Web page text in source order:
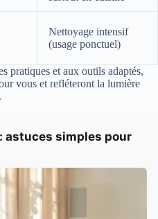
Nettoyage intensif
(usage ponctuel)
pratiques et aux outils adaptés,
vous et refléteront la lumière
astuces simples pour